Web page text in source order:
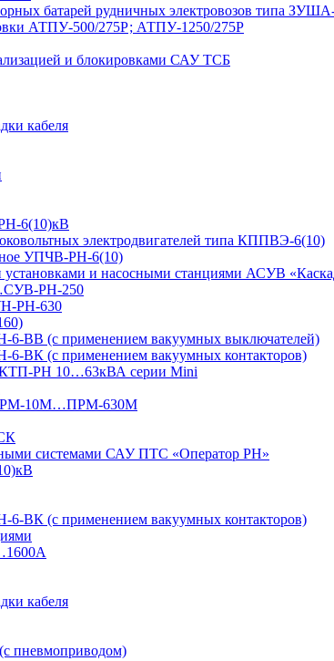
батарей рудничных электровозов типа
АТПУ-500/275Р; АТПУ-1250/275Р
и блокировками САУ ТСБ
кабеля
6(10)кВ
электродвигателей типа КППВЭ-6(10)
УПЧВ-РН-6(10)
установками и насосными станциями АСУВ
РН-250
РН-630
6-ВВ (с применением вакуумных выключателей)
6-ВК (с применением вакуумных контакторов)
КТП-РН 10…63кВА серии Mini
ПРМ-10М…ПРМ-630М
системами САУ ПТС «Оператор РН»
6-ВК (с применением вакуумных контакторов)
кабеля
пневмоприводом)